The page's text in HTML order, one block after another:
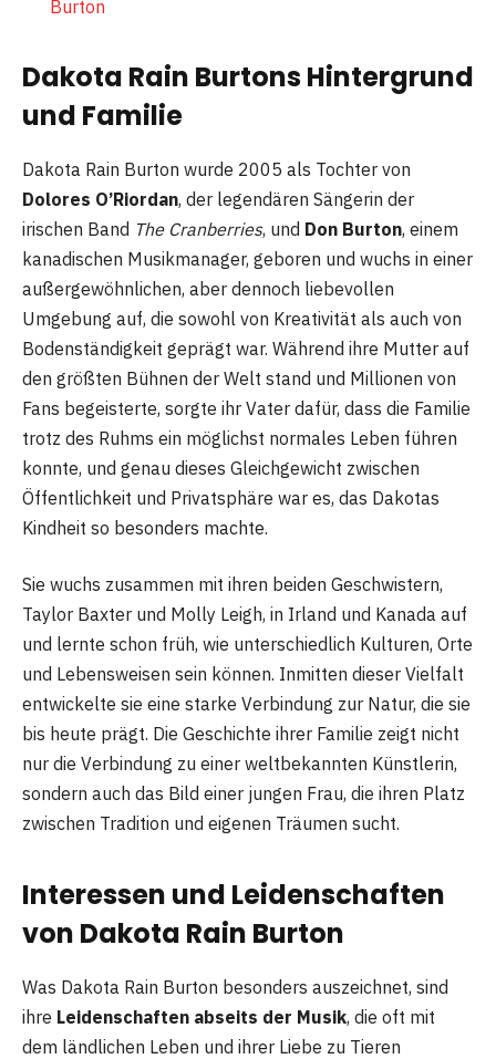
Burton
Dakota Rain Burtons Hintergrund
und Familie
Dakota Rain Burton wurde 2005 als Tochter von
Dolores O’Riordan, der legendären Sängerin der
irischen Band The Cranberries, und Don Burton, einem
kanadischen Musikmanager, geboren und wuchs in einer
außergewöhnlichen, aber dennoch liebevollen
Umgebung auf, die sowohl von Kreativität als auch von
Bodenständigkeit geprägt war. Während ihre Mutter auf
den größten Bühnen der Welt stand und Millionen von
Fans begeisterte, sorgte ihr Vater dafür, dass die Familie
trotz des Ruhms ein möglichst normales Leben führen
konnte, und genau dieses Gleichgewicht zwischen
Öffentlichkeit und Privatsphäre war es, das Dakotas
Kindheit so besonders machte.
Sie wuchs zusammen mit ihren beiden Geschwistern,
Taylor Baxter und Molly Leigh, in Irland und Kanada auf
und lernte schon früh, wie unterschiedlich Kulturen, Orte
und Lebensweisen sein können. Inmitten dieser Vielfalt
entwickelte sie eine starke Verbindung zur Natur, die sie
bis heute prägt. Die Geschichte ihrer Familie zeigt nicht
nur die Verbindung zu einer weltbekannten Künstlerin,
sondern auch das Bild einer jungen Frau, die ihren Platz
zwischen Tradition und eigenen Träumen sucht.
Interessen und Leidenschaften
von Dakota Rain Burton
Was Dakota Rain Burton besonders auszeichnet, sind
ihre Leidenschaften abseits der Musik, die oft mit
dem ländlichen Leben und ihrer Liebe zu Tieren